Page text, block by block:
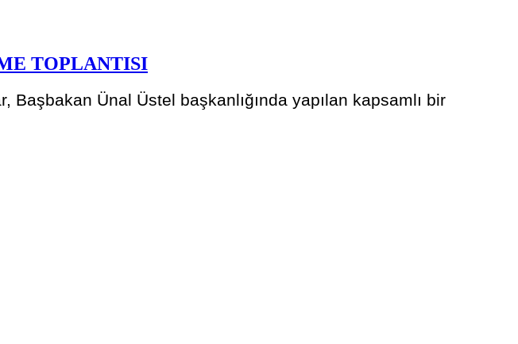
TOPLANTISI
Başbakan Ünal Üstel başkanlığında yapılan kapsamlı bir